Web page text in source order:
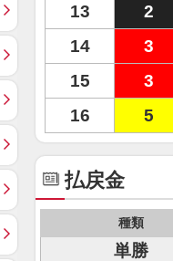
13
2
14
3
15
3
16
5
払戻金
種類
単勝